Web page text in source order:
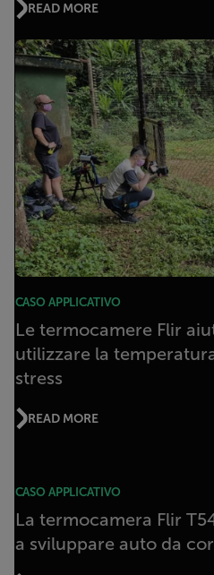
READ MORE
CASO APPLICATIVO
Le termocamere Flir
utilizzare la
stress
READ MORE
CASO APPLICATIVO
La termocamera Flir
a sviluppare auto da